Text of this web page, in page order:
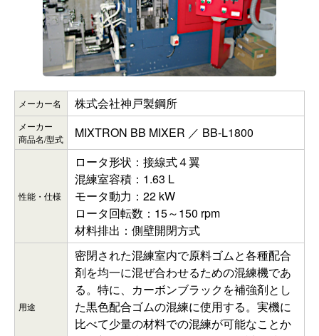
メーカー名 株式会社神戸製鋼所
メーカー
商品名/型式
MIXTRON BB MIXER ／ BB-L1800
性能・仕様
ロータ形状：接線式４翼
混練室容積：1.63 L
モータ動力：22 kW
ロータ回転数：15～150 rpm
材料排出：側壁開閉方式
用途
密閉された混練室内で原料ゴムと各種配合
剤を均一に混ぜ合わせるための混練機であ
る。特に、カーボンブラックを補強剤とし
た黒色配合ゴムの混練に使用する。実機に
比べて少量の材料での混練が可能なことか